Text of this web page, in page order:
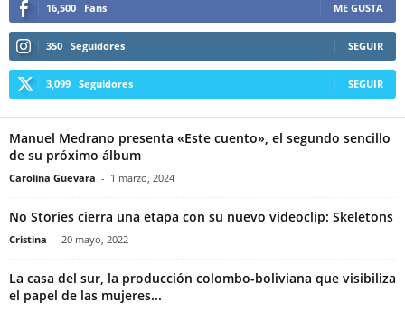
16,500 Fans ME GUSTA
350 Seguidores SEGUIR
3,099 Seguidores SEGUIR
Manuel Medrano presenta «Este cuento», el segundo sencillo
de su próximo álbum
Carolina Guevara - 1 marzo, 2024
No Stories cierra una etapa con su nuevo videoclip: Skeletons
Cristina - 20 mayo, 2022
La casa del sur, la producción colombo-boliviana que visibiliza
el papel de las mujeres...